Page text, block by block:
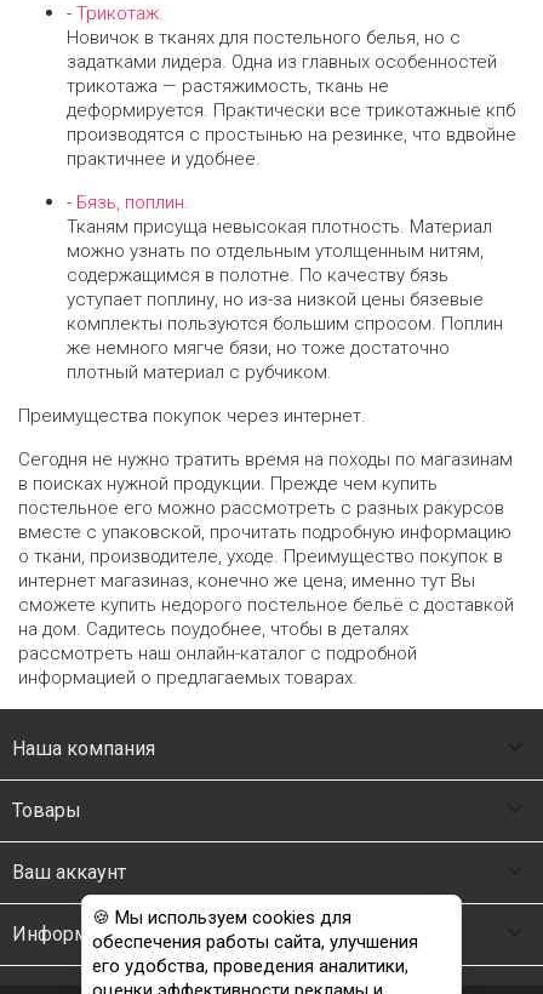
- Трикотаж.
Новичок в тканях для постельного белья, но с
задатками лидера. Одна из главных особенностей
трикотажа — растяжимость, ткань не
деформируется. Практически все трикотажные кпб
производятся с простынью на резинке, что вдвойне
практичнее и удобнее.
- Бязь, поплин.
Тканям присуща невысокая плотность. Материал
можно узнать по отдельным утолщенным нитям,
содержащимся в полотне. По качеству бязь
уступает поплину, но из-за низкой цены бязевые
комплекты пользуются большим спросом. Поплин
же немного мягче бязи, но тоже достаточно
плотный материал с рубчиком.
Преимущества покупок через интернет.
Сегодня не нужно тратить время на походы по магазинам
в поисках нужной продукции. Прежде чем купить
постельное его можно рассмотреть с разных ракурсов
вместе с упаковской, прочитать подробную информацию
о ткани, производителе, уходе. Преимущество покупок в
интернет магазиназ, конечно же цена, именно тут Вы
сможете купить недорого постельное бельё с доставкой
на дом. Садитесь поудобнее, чтобы в деталях
рассмотреть наш онлайн-каталог с подробной
информацией о предлагаемых товарах.
Наша компания
Товары
Ваш аккаунт
Информация о магазине
🍪 Мы используем cookies для
обеспечения работы сайта, улучшения
его удобства, проведения аналитики,